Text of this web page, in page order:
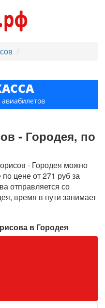
- Городея, по
- Городея можно
по цене от 271 руб за
отправляется со
время в пути занимает
в Городея